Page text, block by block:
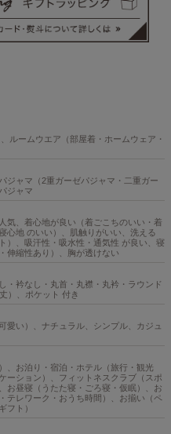
ルームウエア（部屋着・ホームウェア・
ジャマ（2重ガーゼパジャマ・二重ガー
ジャマ
気、着心地が良い（着ごこちのいい・着
心地 のいい）、肌触りがいい、洗える
）、吸汗性・吸水性・通気性 が良い、寝
伸縮性あり）、胸が透けない
・衿なし・丸首・丸襟・丸衿・ラウンド
）、ポケット 付き
愛い）、ナチュラル、シンプル、カジュ
、お泊り・宿泊・ホテル（旅行・観光
ーション）、フィットネスクラブ（スポ
お昼寝（うたた寝・ごろ寝・仮眠）、お
テレワーク・おうち時間）、お揃い（ペ
フト）